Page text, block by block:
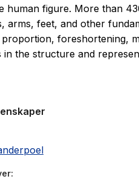
human figure. More than
arms, feet, and other
foreshortening,
in the structure and